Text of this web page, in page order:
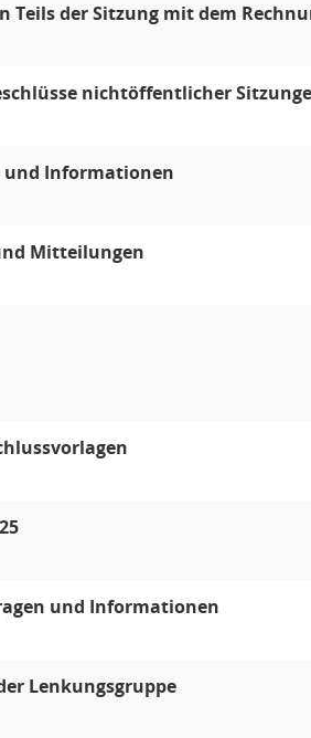
Teils der Sitzung mit dem
nichtöffentlicher
und Informationen
Mitteilungen
und Informationen
Lenkungsgruppe